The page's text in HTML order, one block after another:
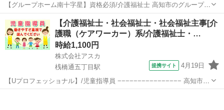
【グループホーム南十字星】資格必須/介護福祉士 高知市のグループホ
ームで、 介護職員さんを募集中です(*^^*) ◆◆◆募集条件◆◆◆ ・介
護職の経験必須 ・高校以上 ・認知症介護基礎研修の修了者 ◆◆◆お
仕事内容◆◆◆...
高知市 介護
【介護福祉士・社会福祉士・社会福祉主事[介
護職（ケアワーカー）系/介護福祉士・…
時給1,100円
株式会社アスカ
桟橋通五丁目駅
提携サイト 4月19日
【Uプロフェッショナル】/児童指導員 −−−−−−−−−−−−−−−− 高知市瀬
戸にある放課後等デイサービス Uプロフェッショナルで児童指導員さ